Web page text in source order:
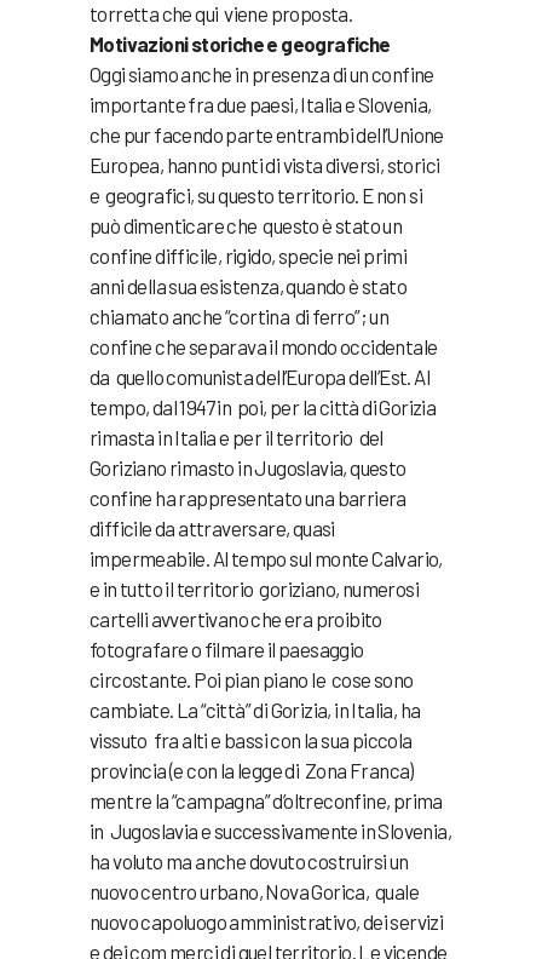
torretta che qui viene proposta.
Motivazioni storiche e geografiche
Oggi siamo anche in presenza di un confine
importante fra due paesi, Italia e Slovenia,
che pur facendo parte entrambi dell’Unione
Europea, hanno punti di vista diversi, storici
e geografici, su questo territorio. E non si
può dimenticare che questo è stato un
confine difficile, rigido, specie nei primi
anni della sua esistenza, quando è stato
chiamato anche “cortina di ferro”; un
confine che separava il mondo occidentale
da quello comunista dell’Europa dell’Est. Al
tempo, dal 1947 in poi, per la città di Gorizia
rimasta in Italia e per il territorio del
Goriziano rimasto in Jugoslavia, questo
confine ha rappresentato una barriera
difficile da attraversare, quasi
impermeabile. Al tempo sul monte Calvario,
e in tutto il territorio goriziano, numerosi
cartelli avvertivano che era proibito
fotografare o filmare il paesaggio
circostante. Poi pian piano le cose sono
cambiate. La “città” di Gorizia, in Italia, ha
vissuto fra alti e bassi con la sua piccola
provincia (e con la legge di Zona Franca)
mentre la “campagna” d’oltreconfine, prima
in Jugoslavia e successivamente in Slovenia,
ha voluto ma anche dovuto costruirsi un
nuovo centro urbano, Nova Gorica, quale
nuovo capoluogo amministrativo, dei servizi
e dei com merci di quel territorio. Le vicende